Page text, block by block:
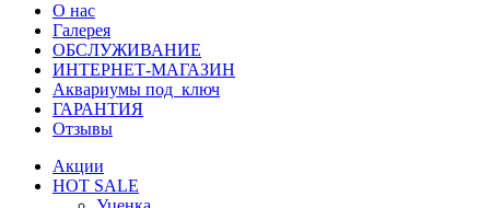
О нас
Галерея
ОБСЛУЖИВАНИЕ
ИНТЕРНЕТ-МАГАЗИН
Аквариумы под ключ
ГАРАНТИЯ
Отзывы
Акции
HOT SALE